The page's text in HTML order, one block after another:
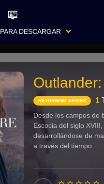
DESCARGAR
RETURNING SERIES 1
Desde los campos de
Escocia del siglo
desarrollándose de
a través del tiempo.